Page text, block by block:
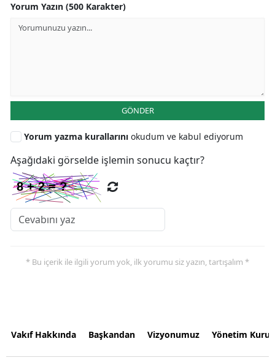
Yorum Yazın (500 Karakter)
GÖNDER
Yorum yazma kurallarını okudum ve kabul ediyorum
Aşağıdaki görselde işlemin sonucu kaçtır?
* Bu içerik ile ilgili yorum yok, ilk yorumu siz yazın, tartışalım *
Vakıf Hakkında Başkandan Vizyonumuz Yönetim